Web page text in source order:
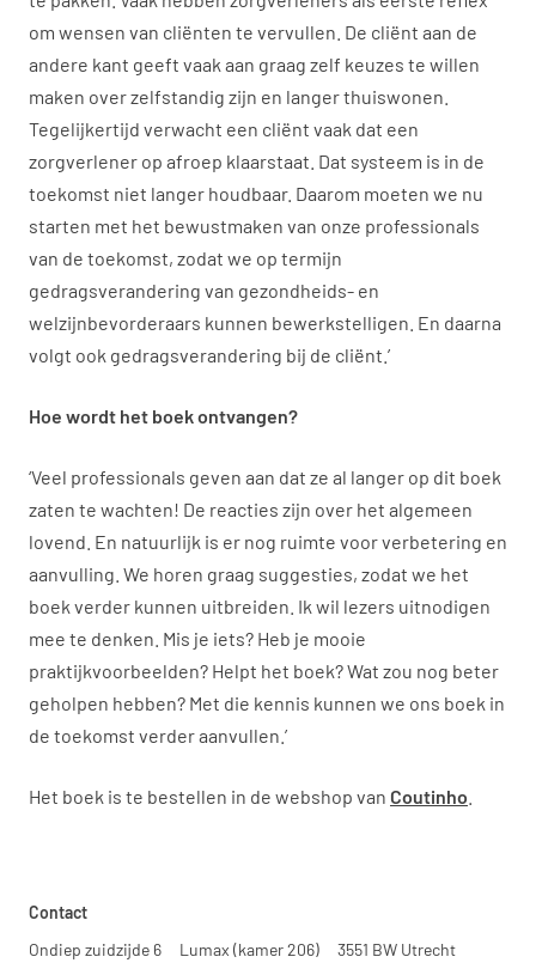
om wensen van cliënten te vervullen. De cliënt aan de
andere kant geeft vaak aan graag zelf keuzes te willen
maken over zelfstandig zijn en langer thuiswonen.
Tegelijkertijd verwacht een cliënt vaak dat een
zorgverlener op afroep klaarstaat. Dat systeem is in de
toekomst niet langer houdbaar. Daarom moeten we nu
starten met het bewustmaken van onze professionals
van de toekomst, zodat we op termijn
gedragsverandering van gezondheids- en
welzijnbevorderaars kunnen bewerkstelligen. En daarna
volgt ook gedragsverandering bij de cliënt.’
Hoe wordt het boek ontvangen?
‘Veel professionals geven aan dat ze al langer op dit boek
zaten te wachten! De reacties zijn over het algemeen
lovend. En natuurlijk is er nog ruimte voor verbetering en
aanvulling. We horen graag suggesties, zodat we het
boek verder kunnen uitbreiden. Ik wil lezers uitnodigen
mee te denken. Mis je iets? Heb je mooie
praktijkvoorbeelden? Helpt het boek? Wat zou nog beter
geholpen hebben? Met die kennis kunnen we ons boek in
de toekomst verder aanvullen.’
Het boek is te bestellen in de webshop van Coutinho
Contact
Ondiep zuidzijde 6
Lumax (kamer 206) 3551 BW Utrecht